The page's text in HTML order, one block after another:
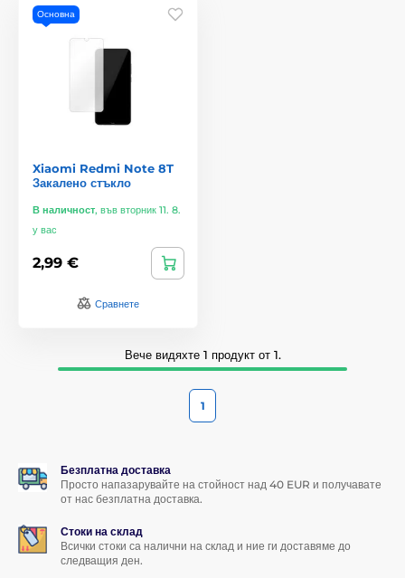
Основна
Xiaomi Redmi Note 8T
Закалено стъкло
В наличност, във вторник 11. 8.
у вас
2,99 €
Сравнете
Вече видяхте 1 продукт от 1.
1
Безплатна доставка
Просто напазарувайте на стойност над 40 EUR и получавате
от нас безплатна доставка.
Стоки на склад
Всички стоки са налични на склад и ние ги доставяме до
следващия ден.